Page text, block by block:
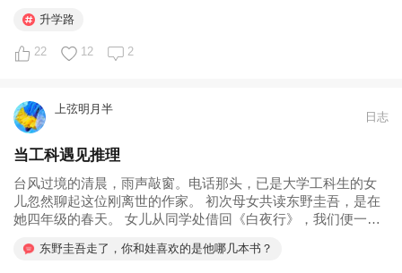
学，被老母亲劝退。
小学学的知识和参加的所有考试，在人生的长河中可能什么
好担心、焦虑。如果低于这条线，小修小补也极为容易。小
学是试错成本最低的阶段，让孩子去经历挫折、学习解决问
题，不香么？唯一家长需要保护的是学科兴趣和学习自信。
只要家长不过度焦虑、不停唠叨和批评，孩子们其实都还挺
自信。小学阶段，培养好运动习惯、阅读习惯、尊重规则的
底线意识，基本大差不差。到了四五年级和初中，会突然发
且和补没补课并不正相关。
升学路
22 12 2
上弦明月半
日志
当工科遇见推理
台风过境的清晨，雨声敲窗。电话那头，已是大学工科生的女
儿忽然聊起这位刚离世的作家。 初次母女共读东野圭吾，是在
她四年级的春天。 女儿从同学处借回《白夜行》，我们便一起
东野圭吾走了，你和娃喜欢的是他哪几本书？